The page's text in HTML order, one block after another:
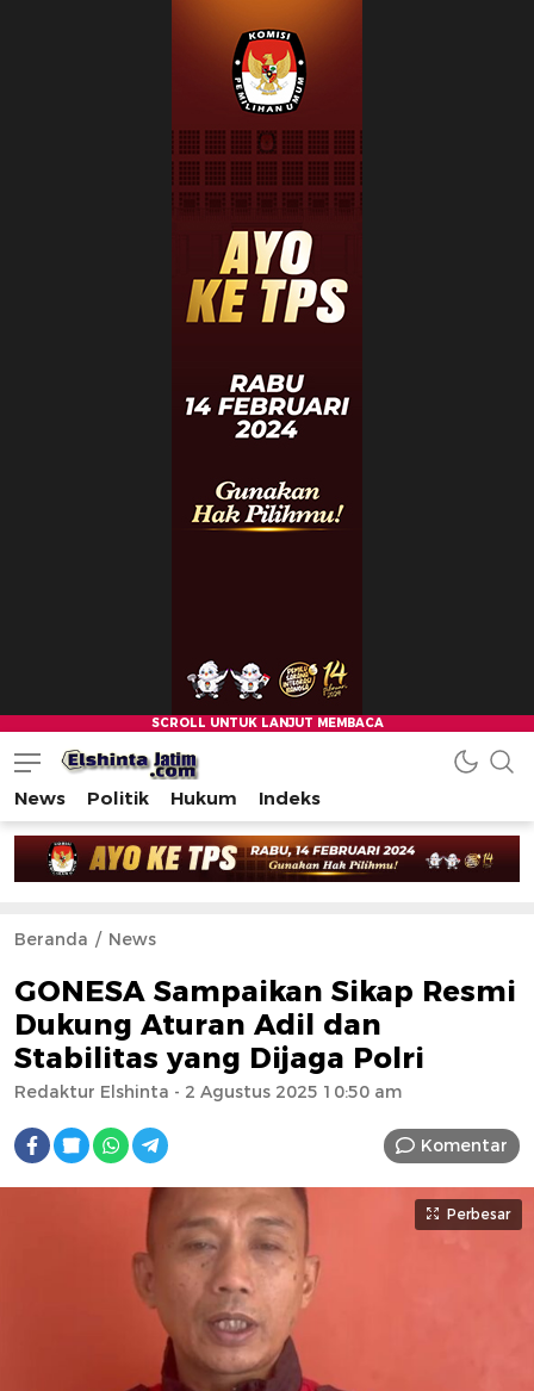
News Politik Hukum Indeks
Beranda News
GONESA Sampaikan Sikap Resmi
Dukung Aturan Adil dan
Stabilitas yang Dijaga Polri
Redaktur Elshinta - 2 Agustus 2025 10:50 am
Komentar
Perbesar